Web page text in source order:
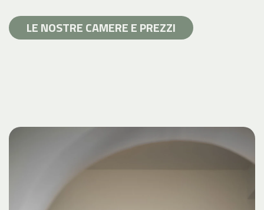
LE NOSTRE CAMERE E PREZZI